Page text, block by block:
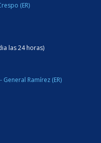
(ER)
las 24 horas)
Ramírez (ER)